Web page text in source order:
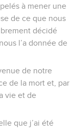
à mener une
de ce que nous
décidé
l’a donnée de
de notre
de la mort et, par
vie et de
que j’ai été